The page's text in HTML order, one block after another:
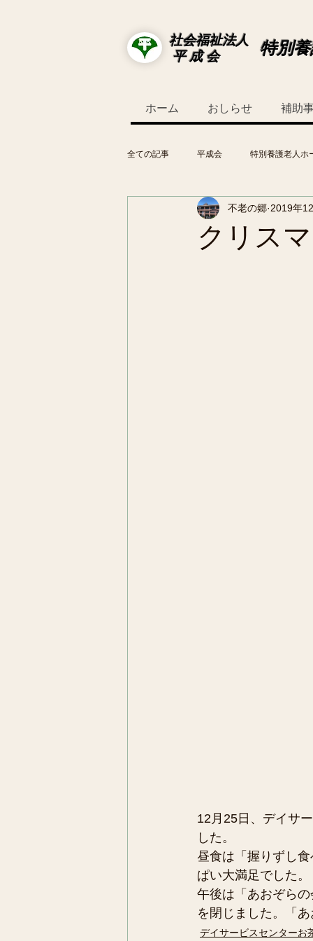
社会福祉法人
平 成 会
特別
ホーム おしらせ 補助
全ての記事 平成会 特別養護老人ホ
クリス
不老の郷 2019年
12月25日、デイサ
した。
昼食は「握りずし
ぱい大満足でした。
午後は「あおぞら
を閉じました。「
デイサービスセンターお